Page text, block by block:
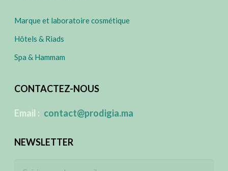
Marque et laboratoire cosmétique
Hôtels & Riads
Spa & Hammam
CONTACTEZ-NOUS
Email : contact@prodigia.ma
NEWSLETTER